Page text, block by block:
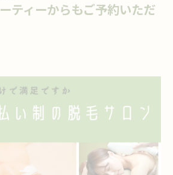
ティーからもご予約いただ